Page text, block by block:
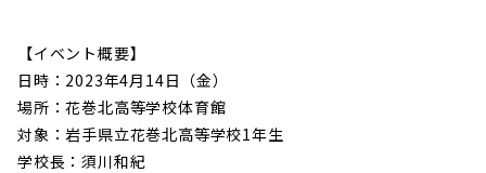
【イベント概要】
日時：2023年4月14日（金）
場所：花巻北高等学校体育館
対象：岩手県立花巻北高等学校1年生
学校長：須川和紀